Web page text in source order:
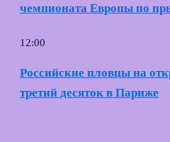
чемпионата Европы по
12:00
Российские пловцы на
третий десяток в Париже